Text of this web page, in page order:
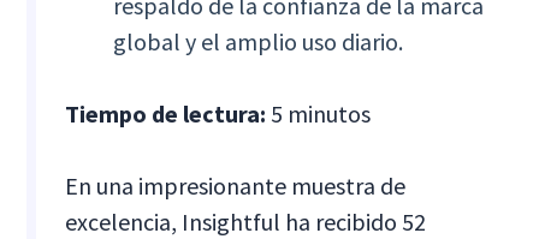
global y el amplio uso diario.
Tiempo de lectura: 5 minutos
En una impresionante muestra de
excelencia, Insightful ha recibido 52